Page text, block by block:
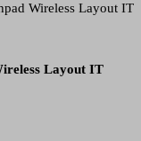
Layout IT